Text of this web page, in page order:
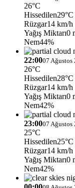
26°C
Hissedilen29°C
Rüzgar14 km/h
Yağış Miktarı0
Nem44%
22:0007 Ağustos
26°C
Hissedilen28°C
Rüzgar14 km/h
Yağış Miktarı0
Nem42%
23:0007 Ağustos
25°C
Hissedilen25°C
Rüzgar14 km/h
Yağış Miktarı0
Nem42%